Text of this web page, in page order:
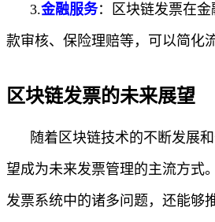
3.金融服务：区块链发票在
款审核、保险理赔等，可以简化
区块链发票的未来展望
随着区块链技术的不断发展
望成为未来发票管理的主流方式
发票系统中的诸多问题，还能够